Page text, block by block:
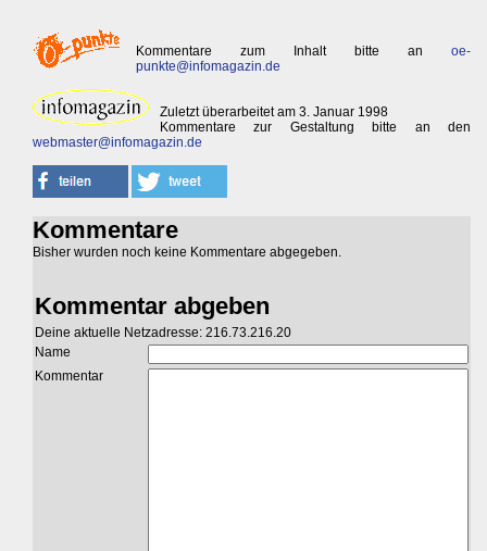
Kommentare zum Inhalt bitte anoe-
punkte@infomagazin.de
Zuletzt überarbeitet am 3. Januar 1998
Kommentare zur Gestaltung bitte an den
webmaster@infomagazin.de
Kommentare
Bisher wurden noch keine Kommentare abgegeben.
Kommentar abgeben
Deine aktuelle Netzadresse: 216.73.216.20
Name
Kommentar